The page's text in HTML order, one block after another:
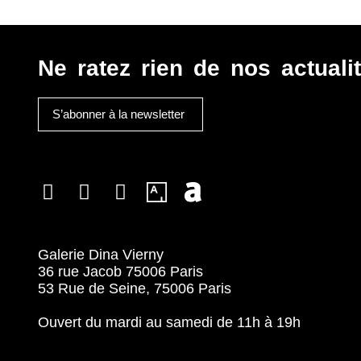
Ne ratez rien de nos
S’abonner à la newsletter
Galerie Dina Vierny
36 rue Jacob 75006 Paris
53 Rue de Seine, 75006 Paris
Ouvert du mardi au samedi de 11h à 19h